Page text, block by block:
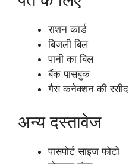
राशन कार्ड
बिजली बिल
पानी का बिल
बैंक पासबुक
गैस कनेक्शन की रसीद
अन्य दस्तावेज
पासपोर्ट साइज फोटो